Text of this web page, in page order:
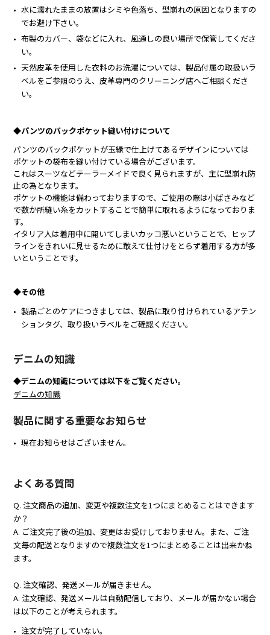
水に濡れたままの放置はシミや色落ち、型崩れの原因となりますの
でお避け下さい。
布製のカバー、袋などに入れ、風通しの良い場所で保管してくださ
い。
天然皮革を使用した衣料のお洗濯については、製品付属の取扱いラ
ベルをご参照のうえ、皮革専門のクリーニング店へご相談くださ
い。
◆パンツのバックポケット縫い付けについて
パンツのバックポケットが玉縁で仕上げてあるデザインについては
ポケットの袋布を縫い付けている場合がございます。
これはスーツなどテーラーメイドで良く見られますが、主に型崩れ防
止の為となります。
ポケットの機能は備わっておりますので、ご使用の際は小ばさみなど
で数か所縫い糸をカットすることで簡単に取れるようになっておりま
す。
イタリア人は着用中に開いてしまいカッコ悪いということで、ヒップ
ラインをきれいに見せるために敢えて仕付けをとらず着用する方が多
いということです。
◆その他
製品ごとのケアにつきましては、製品に取り付けられているアテン
ションタグ、取り扱いラベルをご確認ください。
デニムの知識
◆デニムの知識については以下をご覧ください。
デニムの知識
製品に関する重要なお知らせ
現在お知らせはございません。
よくある質問
Q. 注文商品の追加、変更や複数注文を1つにまとめることはできます
か？
A. ご注文完了後の追加、変更はお受けしておりません。また、ご注
文毎の配送となりますので複数注文を1つにまとめることは出来かね
ます。
Q. 注文確認、発送メールが届きません。
A. 注文確認、発送メールは自動配信しており、メールが届かない場合
は以下のことが考えられます。
注文が完了していない。